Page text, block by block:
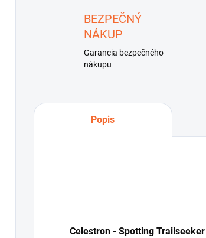
BEZPEČNÝ
NÁKUP
Garancia bezpečného
nákupu
Popis
Celestron - Spotting Trailseeker